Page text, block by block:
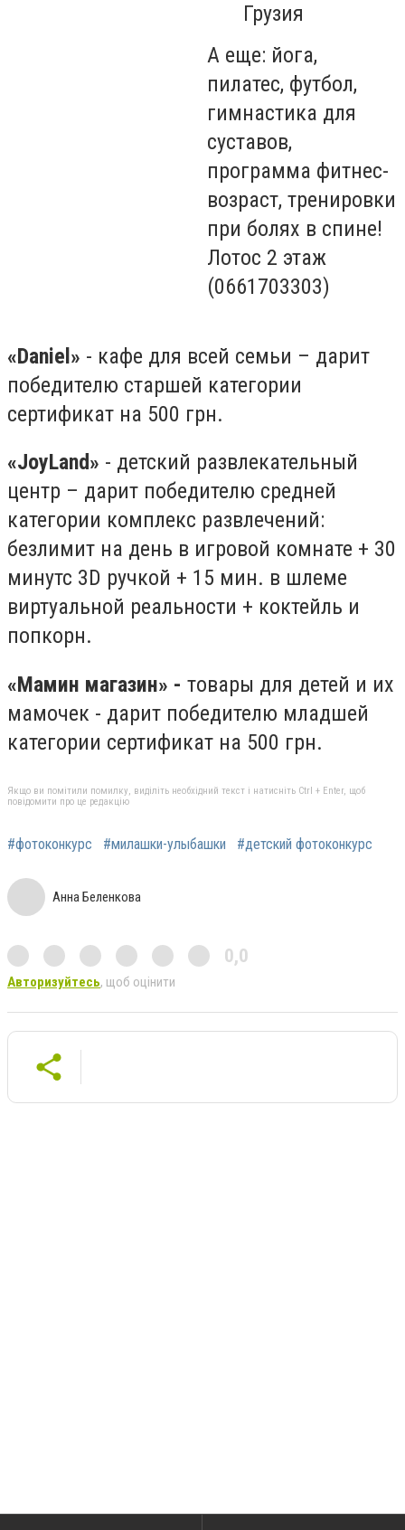
Грузия
А еще: йога,
пилатес, футбол,
гимнастика для
суставов,
программа фитнес-
возраст, тренировки
при болях в спине!
Лотос 2 этаж
(0661703303)
«Daniel» - кафе для всей семьи – дарит
победителю старшей категории
сертификат на 500 грн.
«JoyLand» - детский развлекательный
центр – дарит победителю средней
категории комплекс развлечений:
безлимит на день в игровой комнате + 30
минутс 3D ручкой + 15 мин. в шлеме
виртуальной реальности + коктейль и
попкорн.
«Мамин магазин» - товары для детей и их
мамочек - дарит победителю младшей
категории сертификат на 500 грн.
Якщо ви помітили помилку, виділіть необхідний текст і натисніть Ctrl + Enter, щоб
повідомити про це редакцію
#фотоконкурс #милашки-улыбашки #детский фотоконкурс
Анна Беленкова
0,0
Авторизуйтесь, щоб оцінити